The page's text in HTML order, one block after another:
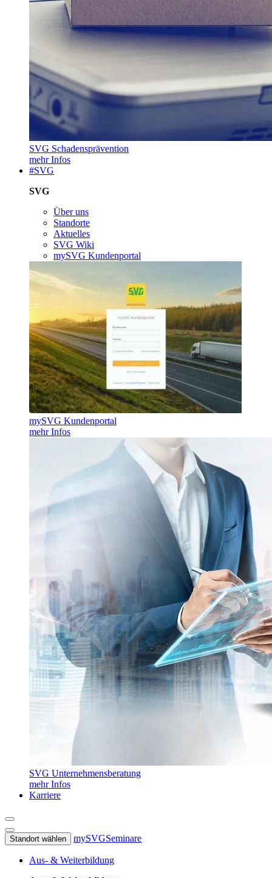
SVG Schadensprävention
mehr Infos
#SVG
SVG
Über uns
Standorte
Aktuelles
SVG Wiki
mySVG Kundenportal
mySVG Kundenportal
mehr Infos
SVG Unternehmensberatung
mehr Infos
Karriere
Standort wählen mySVGSeminare
Aus- & Weiterbildung